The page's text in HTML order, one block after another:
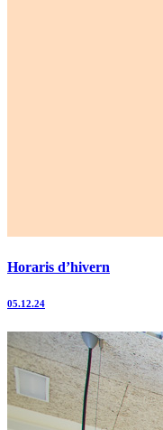
Horaris d’hivern
05.12.24